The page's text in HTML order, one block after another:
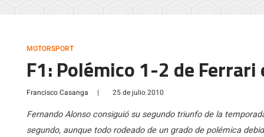
MOTORSPORT
F1: Polémico 1-2 de Ferrari
Francisco Casanga | 25 de julio 2010
Fernando Alonso consiguió su segundo triunfo de la
segundo, aunque todo rodeado de un grado de polémica